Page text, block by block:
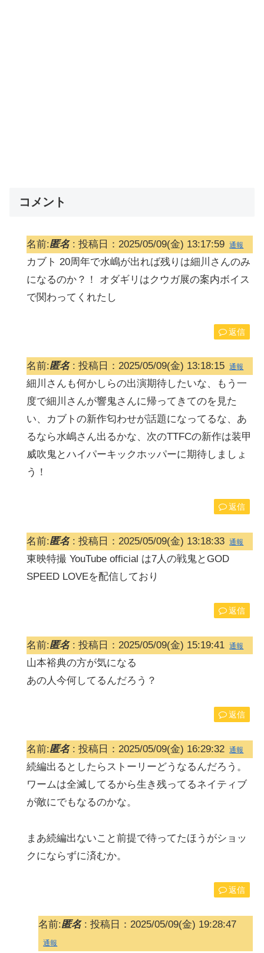
コメント
名前:匿名: 投稿日：2025/05/09(金) 13:17:59 通報
カブト 20周年で水嶋が出れば残りは細川さんのみ
になるのか？！ オダギリはクウガ展の案内ボイス
で関わってくれたし
返信
名前:匿名: 投稿日：2025/05/09(金) 13:18:15 通報
細川さんも何かしらの出演期待したいな、もう一
度で細川さんが響鬼さんに帰ってきてのを見た
い、カブトの新作匂わせが話題になってるな、あ
るなら水嶋さん出るかな、次のTTFCの新作は装甲
威吹鬼とハイパーキックホッパーに期待しましょ
う！
返信
名前:匿名: 投稿日：2025/05/09(金) 13:18:33 通報
東映特撮 YouTube official は7人の戦鬼とGOD
SPEED LOVEを配信しており
返信
名前:匿名: 投稿日：2025/05/09(金) 15:19:41 通報
山本裕典の方が気になる
あの人今何してるんだろう？
返信
名前:匿名: 投稿日：2025/05/09(金) 16:29:32 通報
続編出るとしたらストーリーどうなるんだろう。
ワームは全滅してるから生き残ってるネイティブ
が敵にでもなるのかな。
まあ続編出ないこと前提で待ってたほうがショッ
クにならずに済むか。
返信
名前:匿名: 投稿日：2025/05/09(金) 19:28:47
通報